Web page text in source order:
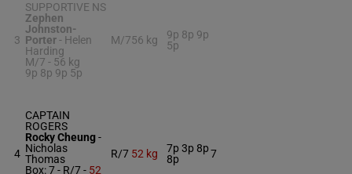
3
SUPPORTIVE NS
Zephen
Johnston-
Porter- Helen
Harding
M/7 - 56 kg
9p 8p 9p 5p
M/756 kg
9p 8p 9p
5p
4
CAPTAIN
ROGERS
Rocky Cheung-
Nicholas
Thomas
Box: 7 - R/7 - 52
R/7 52 kg
7p 3p 8p
8p
7